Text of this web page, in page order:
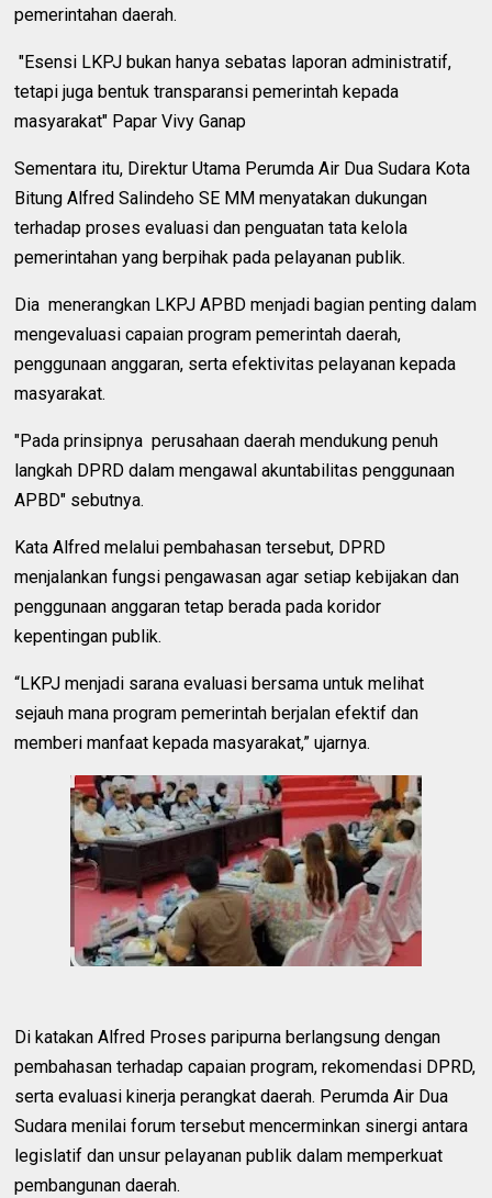
pemerintahan daerah.
"Esensi LKPJ bukan hanya sebatas laporan administratif,
tetapi juga bentuk transparansi pemerintah kepada
masyarakat" Papar Vivy Ganap
Sementara itu, Direktur Utama Perumda Air Dua Sudara Kota
Bitung Alfred Salindeho SE MM menyatakan dukungan
terhadap proses evaluasi dan penguatan tata kelola
pemerintahan yang berpihak pada pelayanan publik.
Dia menerangkan LKPJ APBD menjadi bagian penting dalam
mengevaluasi capaian program pemerintah daerah,
penggunaan anggaran, serta efektivitas pelayanan kepada
masyarakat.
"Pada prinsipnya perusahaan daerah mendukung penuh
langkah DPRD dalam mengawal akuntabilitas penggunaan
APBD" sebutnya.
Kata Alfred melalui pembahasan tersebut, DPRD
menjalankan fungsi pengawasan agar setiap kebijakan dan
penggunaan anggaran tetap berada pada koridor
kepentingan publik.
“LKPJ menjadi sarana evaluasi bersama untuk melihat
sejauh mana program pemerintah berjalan efektif dan
memberi manfaat kepada masyarakat,” ujarnya.
Di katakan Alfred Proses paripurna berlangsung dengan
pembahasan terhadap capaian program, rekomendasi DPRD,
serta evaluasi kinerja perangkat daerah. Perumda Air Dua
Sudara menilai forum tersebut mencerminkan sinergi antara
legislatif dan unsur pelayanan publik dalam memperkuat
pembangunan daerah.